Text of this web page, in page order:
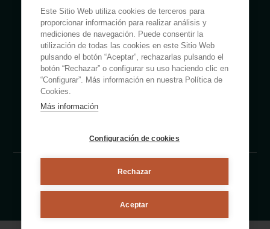
(+34) 965 855 100
apartamentos@ciudadpatricia.com
Política de privacidad
By eMascaró
Este Sitio Web utiliza cookies de terceros para
proporcionar información para realizar análisis y
mediciones de navegación. Puede consentir la
utilización de todas las cookies en este Sitio Web
pulsando el botón “Aceptar”, rechazarlas pulsando el
botón “Rechazar” o configurar su uso haciendo clic en
“Configurar”. Más información en nuestra Política de
Cookies.
Más información
Configuración de cookies
Rechazar
Aceptar